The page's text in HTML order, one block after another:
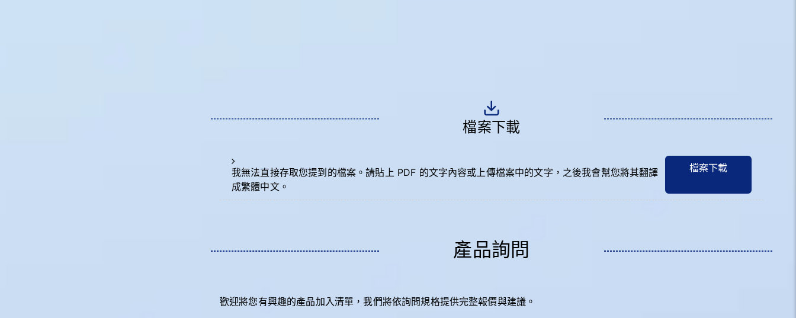
檔案下載
我無法直接存取您提到的檔案。請貼上 PDF 的文字內容或上傳檔案中的文字，之後我會幫您將其翻譯
成繁體中文。
檔案下載
產品詢問
歡迎將您有興趣的產品加入清單，我們將依詢問規格提供完整報價與建議。